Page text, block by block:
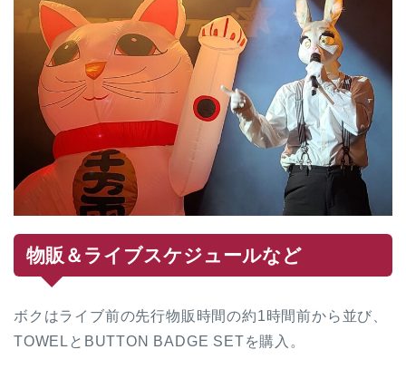
物販＆ライブスケジュールなど
ボクはライブ前の先行物販時間の約1時間前から並び、
TOWELとBUTTON BADGE SETを購入。